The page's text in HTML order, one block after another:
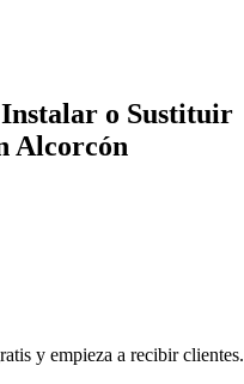
Instalar o Sustituir
Alcorcón
y empieza a recibir clientes.